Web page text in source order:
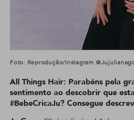
Foto: Reprodução/Instagram
All Things Hair: Parabéns pela
sentimento ao descobrir que
#BebeCricaJu? Consegue